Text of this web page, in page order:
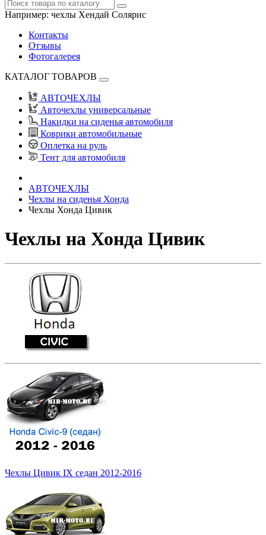
Например: чехлы Хендай Солярис
Контакты
Отзывы
Фотогалерея
КАТАЛОГ ТОВАРОВ
АВТОЧЕХЛЫ
Авточехлы универсальные
Накидки на сиденья автомобиля
Коврики автомобильные
Оплетка на руль
Тент для автомобиля
АВТОЧЕХЛЫ
Чехлы на сиденья Хонда
Чехлы Хонда Цивик
Чехлы на Хонда Цивик
Чехлы Цивик IX седан 2012-2016